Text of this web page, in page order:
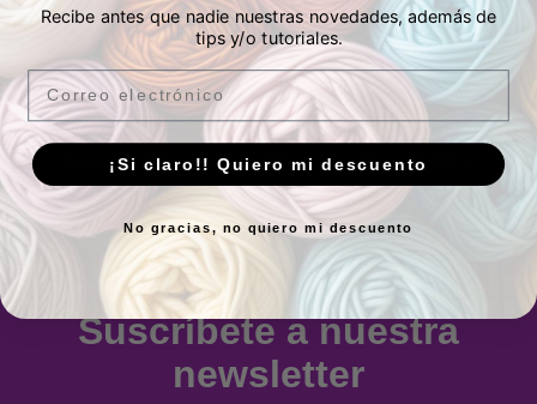
Vicálvaro, 28032 Madrid, España -Ver
ubicación
Horario
Lunes a Viernes:10.00 a 13.30h y 17.00 a
20.00h
Sábados: 10.00 a 14.00h
Suscríbete a nuestra
newsletter
Recibe antes que nadie nuestras novedades, además de
tips y/o tutoriales.
Email
¡Si claro!! Quiero mi descuento
No gracias, no quiero mi descuento